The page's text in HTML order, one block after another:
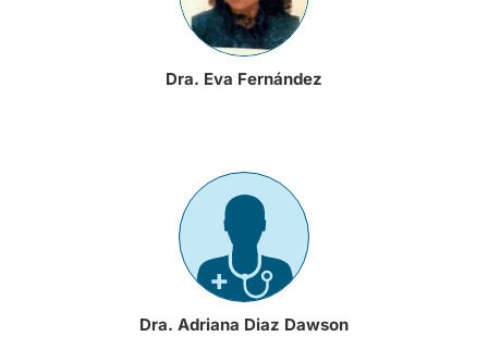
Dra. Eva Fernández
Dra. Adriana Diaz Dawson